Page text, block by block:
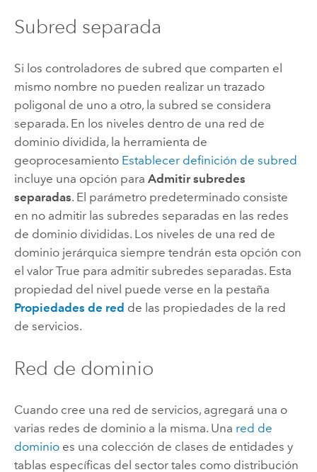
Subred separada
Si los controladores de subred que comparten el
mismo nombre no pueden realizar un trazado
poligonal de uno a otro, la subred se considera
separada. En los niveles dentro de una red de
dominio dividida, la herramienta de
geoprocesamiento Establecer definición de subred
incluye una opción para Admitir subredes
separadas. El parámetro predeterminado consiste
en no admitir las subredes separadas en las redes
de dominio divididas. Los niveles de una red de
dominio jerárquica siempre tendrán esta opción con
el valor True para admitir subredes separadas. Esta
propiedad del nivel puede verse en la pestaña
Propiedades de red de las propiedades de la red
de servicios.
Red de dominio
Cuando cree una red de servicios, agregará una o
varias redes de dominio a la misma. Una red de
dominioes una colección de clases de entidades y
tablas específicas del sector tales como distribución